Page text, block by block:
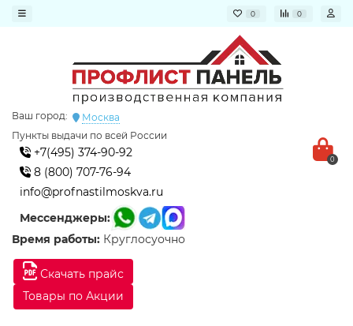
0 0
Скачать прайс
Товары по Акции
Ваш город:
Москва
Пункты выдачи по всей России
+7(495) 374-90-92
8 (800) 707-76-94
info@profnastilmoskva.ru
Мессенджеры:
Время работы: Круглосуочно
0